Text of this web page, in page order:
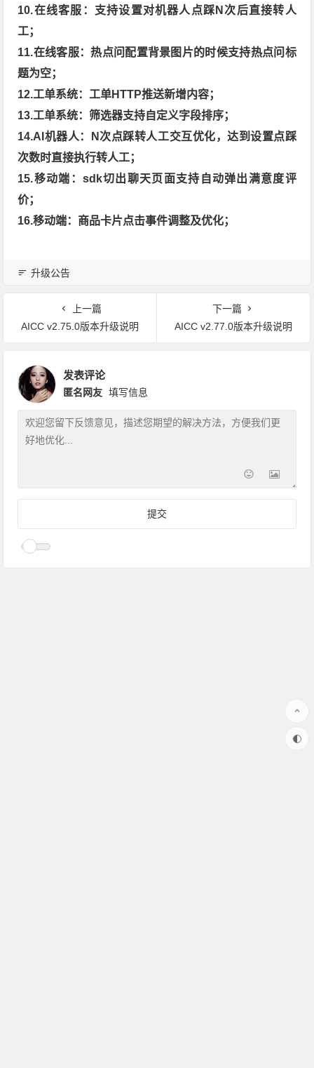
10.在线客服：支持设置对机器人点踩N次后直接转人
工；
11.在线客服：热点问配置背景图片的时候支持热点问标
题为空；
12.工单系统：工单HTTP推送新增内容；
13.工单系统：筛选器支持自定义字段排序；
14.AI机器人：N次点踩转人工交互优化，达到设置点踩
次数时直接执行转人工；
15.移动端：sdk切出聊天页面支持自动弹出满意度评
价；
16.移动端：商品卡片点击事件调整及优化；
升级公告
上一篇
AICC v2.75.0版本升级说明
下一篇
AICC v2.77.0版本升级说明
发表评论
匿名网友 填写信息